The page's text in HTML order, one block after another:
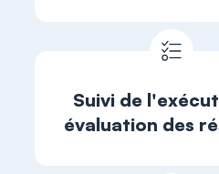
Suivi de
évaluation des